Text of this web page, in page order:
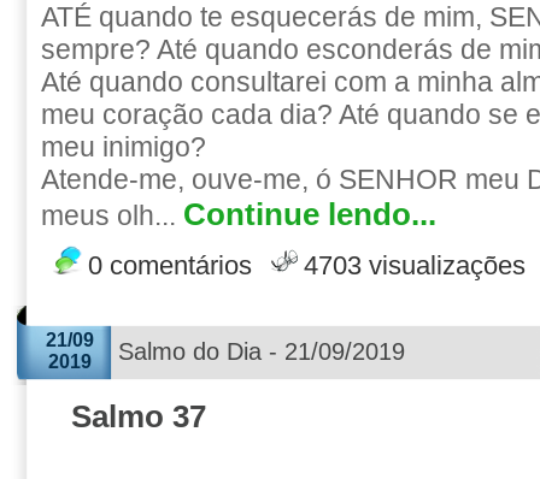
ATÉ quando te esquecerás de mim,
sempre? Até quando esconderás de
Até quando consultarei com a minha
meu coração cada dia? Até quando se
meu inimigo?
Atende-me, ouve-me, ó SENHOR meu
meus olh... Continue lendo...
0 comentários 4703 visualizações
21/09
2019
Salmo do Dia - 21/09/2019
Salmo 37